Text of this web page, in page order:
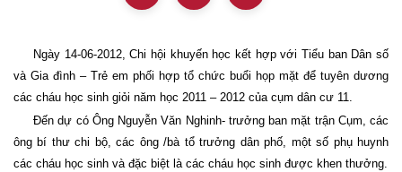
Ngày 14-06-2012, Chi hội khuyến học kết hợp với Tiểu ban Dân số
và Gia đình – Trẻ em phối hợp tổ chức buổi họp mặt để tuyên dương
các cháu học sinh giỏi năm học 2011 – 2012 của cụm dân cư 11.
Đến dự có Ông Nguyễn Văn Nghinh- trưởng ban mặt trận Cụm, các
ông bí thư chi bộ, các ông /bà tổ trưởng dân phố, một số phụ huynh
các cháu học sinh và đặc biệt là các cháu học sinh được khen thưởng.